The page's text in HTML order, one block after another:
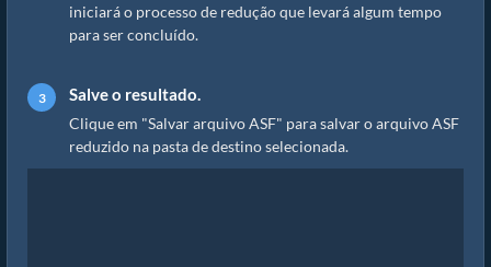
iniciará o processo de redução que levará algum tempo
para ser concluído.
Salve o resultado.
Clique em "Salvar arquivo ASF" para salvar o arquivo ASF
reduzido na pasta de destino selecionada.